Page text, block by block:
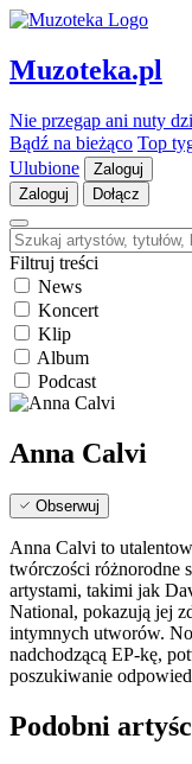
Muzoteka.pl
Nie przegap ani nuty
Bądź na bieżąco Top
Ulubione
Zaloguj
Zaloguj
Dołącz
Filtruj treści
News
Koncert
Klip
Album
Podcast
Anna Calvi
Obserwuj
Anna Calvi to
twórczości różnorodne
artystami, takimi jak
National, pokazują jej
intymnych utworów.
nadchodzącą EP-kę,
poszukiwanie
Podobni